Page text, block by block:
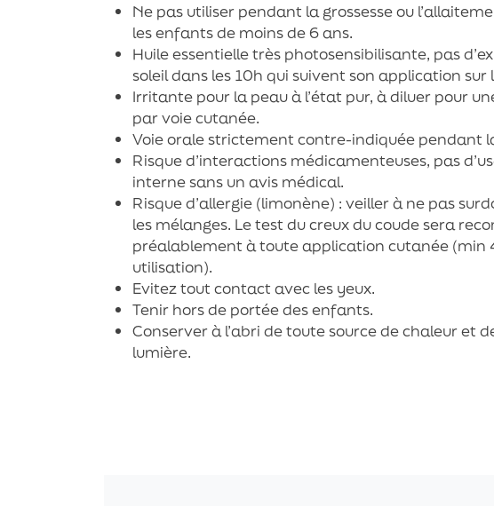
Ne pas utiliser pendant la grossesse ou
les enfants de moins de 6 ans.
Huile essentielle très photosensibilisante, pas
soleil dans les 10h qui suivent son application sur
Irritante pour la peau à l’état pur, à diluer pour
par voie cutanée.
Voie orale strictement contre-indiquée pendant
Risque d’interactions médicamenteuses, pas
interne sans un avis médical.
Risque d’allergie (limonène) : veiller à ne pas
les mélanges. Le test du creux du coude sera
préalablement à toute application cutanée (min
utilisation).
Evitez tout contact avec les yeux.
Tenir hors de portée des enfants.
Conserver à l’abri de toute source de chaleur et
lumière.